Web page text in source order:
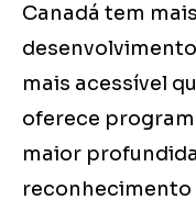
Canadá tem
mais acessível
oferece
maior